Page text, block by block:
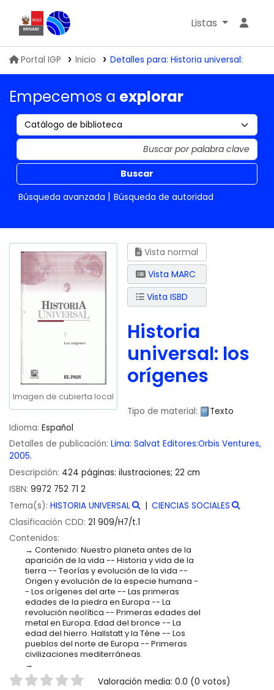
Biblioteca IGP
Listas
Portal IGP Inicio Detalles para: Historia universal:
Empecemos a explorar
Buscar
Búsqueda avanzada
Búsqueda de autoridad
Imagen de cubierta local
Vista normal
Vista MARC
Vista ISBD
Historia
universal: los
orígenes
Tipo de material:
Texto
Idioma: Español
Detalles de publicación: Lima: Salvat Editores:Orbis Ventures,
2005.
Descripción: 424 páginas: ilustraciones; 22 cm
ISBN: 9972 752 71 2
Tema(s): HISTORIA UNIVERSAL
CIENCIAS SOCIALES
Clasificación CDD: 21 909/H7/t.1
Contenidos:
Contenido: Nuestro planeta antes de la
aparición de la vida -- Historia y vida de la
tierra -- Teorías y evolución de la vida --
Origen y evolución de la especie humana -
- Los orígenes del arte -- Las primeras
edades de la piedra en Europa -- La
revolución neolítica -- Primeras edades del
metal en Europa. Edad del bronce -- La
edad del hierro. Hallstatt y la Tène -- Los
pueblos del norte de Europa -- Primeras
civilizaciones mediterráneas.
Valoración Valoración media: 0.0 (0 votos)